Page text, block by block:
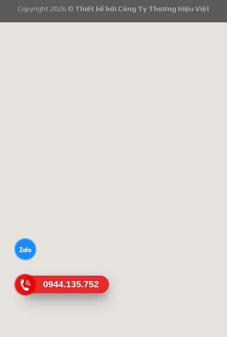
Copyright 2026 © Thiết kế bởi Công Ty Thương Hiệu Việt
0944.135.752